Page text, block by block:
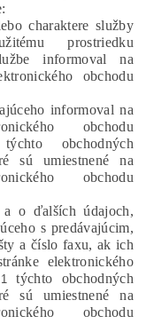
charaktere služby
prostriedku
informoval na
obchodu
informoval na
obchodu
obchodných
sú umiestnené na
obchodu
a o ďalších údajoch,
s predávajúcim,
a číslo faxu, ak ich
elektronického
1 týchto obchodných
sú umiestnené na
obchodu